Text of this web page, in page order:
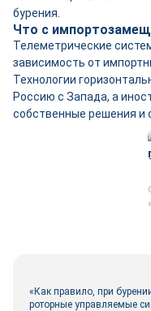
бурения.
Что с
Телеметрические
зависимость от
Технологии
Россию с Запада, а
собственные решения и
«Как правило, при
роторные управляемые